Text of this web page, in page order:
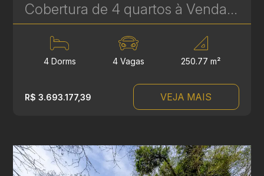
Cobertura de 4 quartos à Venda no Le Gris - Santa Felicidade - 250 m² Privativos | Ref. 1759
4 Dorms 4 Vagas 250.77 m²
R$ 3.693.177,39 VEJA MAIS